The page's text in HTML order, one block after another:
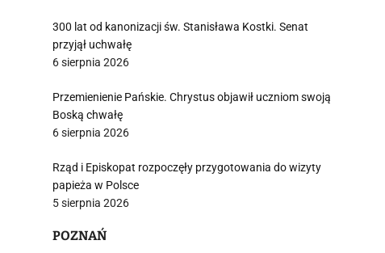
300 lat od kanonizacji św. Stanisława Kostki. Senat
przyjął uchwałę
6 sierpnia 2026
Przemienienie Pańskie. Chrystus objawił uczniom swoją
Boską chwałę
6 sierpnia 2026
Rząd i Episkopat rozpoczęły przygotowania do wizyty
papieża w Polsce
5 sierpnia 2026
POZNAŃ